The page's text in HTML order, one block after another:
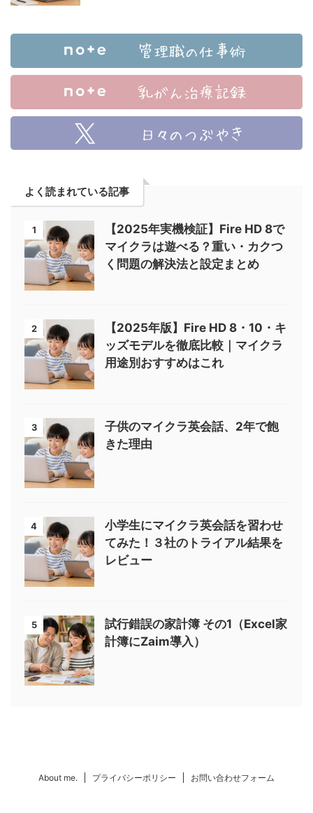
よく読まれている記事
1
【2025年実機検証】Fire HD 8で
マイクラは遊べる？重い・カクつ
く問題の解決法と設定まとめ
2
【2025年版】Fire HD 8・10・キ
ッズモデルを徹底比較｜マイクラ
用途別おすすめはこれ
3
子供のマイクラ英会話、2年で飽
きた理由
4
小学生にマイクラ英会話を習わせ
てみた！３社のトライアル結果を
レビュー
5
試行錯誤の家計簿 その1（Excel家
計簿にZaim導入）
About me. プライバシーポリシー お問い合わせフォーム